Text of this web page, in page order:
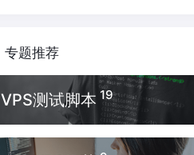
专题推荐
VPS测试脚本 19